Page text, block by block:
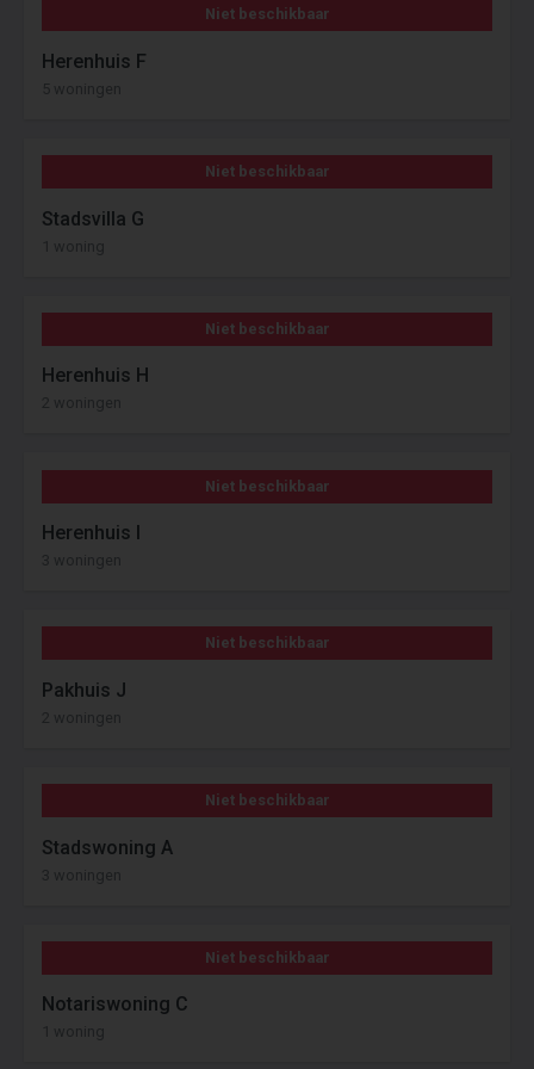
Niet beschikbaar
Herenhuis F
5 woningen
Niet beschikbaar
Stadsvilla G
1 woning
Niet beschikbaar
Herenhuis H
2 woningen
Niet beschikbaar
Herenhuis I
3 woningen
Niet beschikbaar
Pakhuis J
2 woningen
Niet beschikbaar
Stadswoning A
3 woningen
Niet beschikbaar
Notariswoning C
1 woning